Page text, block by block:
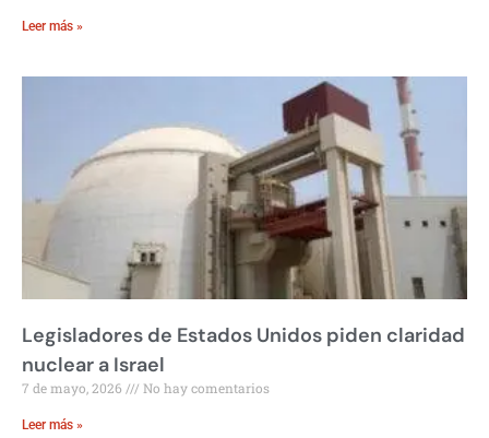
Leer más »
Legisladores de Estados Unidos piden claridad
nuclear a Israel
7 de mayo, 2026 No hay comentarios
Leer más »